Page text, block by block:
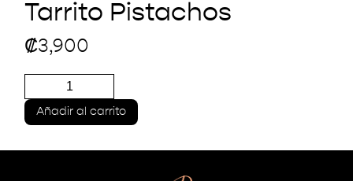
Tarrito Pistachos
₡3,900
Pistachos
cantidad
Añadir al carrito